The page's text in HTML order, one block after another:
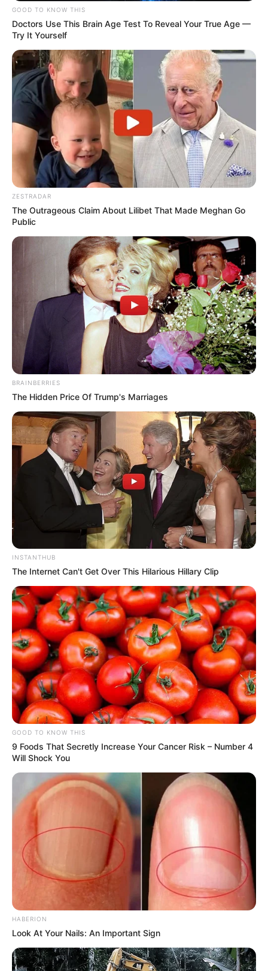
GOOD TO KNOW THIS
Doctors Use This Brain Age Test To Reveal Your True Age —
Try It Yourself
ZESTRADAR
The Outrageous Claim About Lilibet That Made Meghan Go
Public
BRAINBERRIES
The Hidden Price Of Trump's Marriages
INSTANTHUB
The Internet Can't Get Over This Hilarious Hillary Clip
GOOD TO KNOW THIS
9 Foods That Secretly Increase Your Cancer Risk – Number 4
Will Shock You
HABERION
Look At Your Nails: An Important Sign